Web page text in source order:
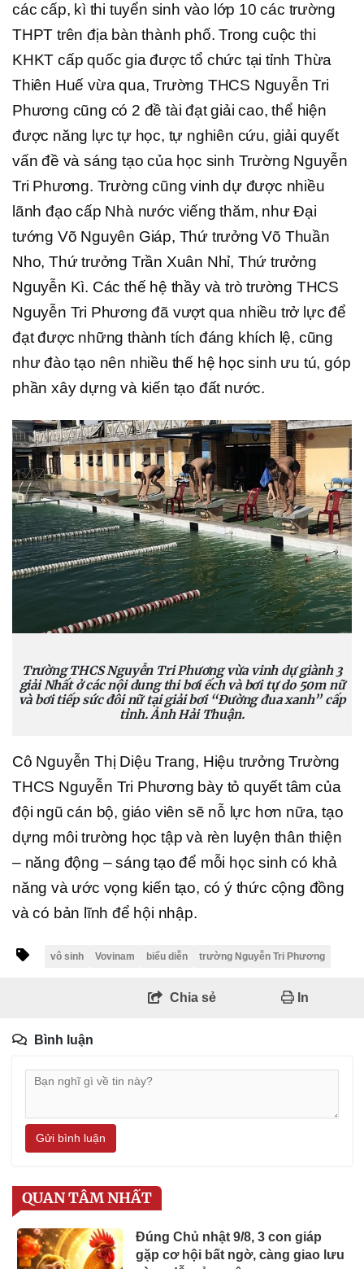
các cấp, kì thi tuyển sinh vào lớp 10 các trường
THPT trên địa bàn thành phố. Trong cuộc thi
KHKT cấp quốc gia được tổ chức tại tỉnh Thừa
Thiên Huế vừa qua, Trường THCS Nguyễn Tri
Phương cũng có 2 đề tài đạt giải cao, thể hiện
được năng lực tự học, tự nghiên cứu, giải quyết
vấn đề và sáng tạo của học sinh Trường Nguyễn
Tri Phương. Trường cũng vinh dự được nhiều
lãnh đạo cấp Nhà nước viếng thăm, như Đại
tướng Võ Nguyên Giáp, Thứ trưởng Võ Thuần
Nho, Thứ trưởng Trần Xuân Nhỉ, Thứ trưởng
Nguyễn Kì. Các thế hệ thầy và trò trường THCS
Nguyễn Tri Phương đã vượt qua nhiều trở lực để
đạt được những thành tích đáng khích lệ, cũng
như đào tạo nên nhiều thế hệ học sinh ưu tú, góp
phần xây dựng và kiến tạo đất nước.
Trường THCS Nguyễn Tri Phương vừa vinh dự giành 3
giải Nhất ở các nội dung thi bơi ếch và bơi tự do 50m nữ
và bơi tiếp sức đôi nữ tại giải bơi “Đường đua xanh” cấp
tỉnh. Ảnh Hải Thuận.
Cô Nguyễn Thị Diệu Trang, Hiệu trưởng Trường
THCS Nguyễn Tri Phương bày tỏ quyết tâm của
đội ngũ cán bộ, giáo viên sẽ nỗ lực hơn nữa, tạo
dựng môi trường học tập và rèn luyện thân thiện
– năng động – sáng tạo để mỗi học sinh có khả
năng và ước vọng kiến tạo, có ý thức cộng đồng
và có bản lĩnh để hội nhập.
vô sinh Vovinam biểu diễn trường Nguyễn Tri Phương
Chia sẻ In
Bình luận
Gửi bình luận
QUAN TÂM NHẤT
Đúng Chủ nhật 9/8, 3 con giáp
gặp cơ hội bất ngờ, càng giao lưu